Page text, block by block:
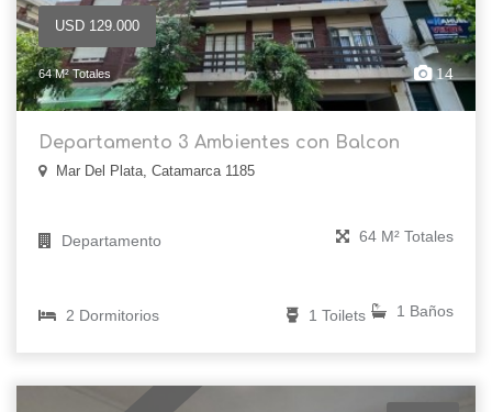
USD 129.000
64 M² Totales 14
Departamento 3 Ambientes con Balcon
Mar Del Plata, Catamarca 1185
Departamento 64 M² Totales
2 Dormitorios 1 Baños
1 Toilets